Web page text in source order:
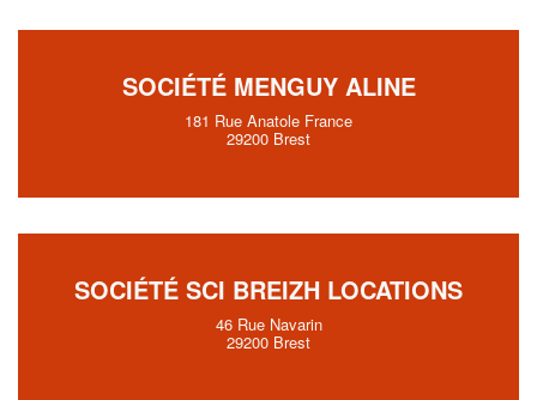
SOCIÉTÉ MENGUY ALINE
181 Rue Anatole France
29200 Brest
SOCIÉTÉ SCI BREIZH LOCATIONS
46 Rue Navarin
29200 Brest